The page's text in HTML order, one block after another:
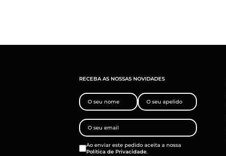
RECEBA AS NOSSAS NOVIDADES
Ao enviar este pedido aceita a nossa
Política de Privacidade.